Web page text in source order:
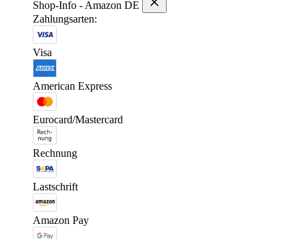
Shop-Info - Amazon DE
Zahlungsarten:
Visa
American Express
Eurocard/Mastercard
Rechnung
Lastschrift
Amazon Pay